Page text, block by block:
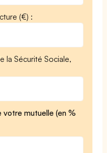
(€) :
la Sécurité Sociale,
votre mutuelle (en %